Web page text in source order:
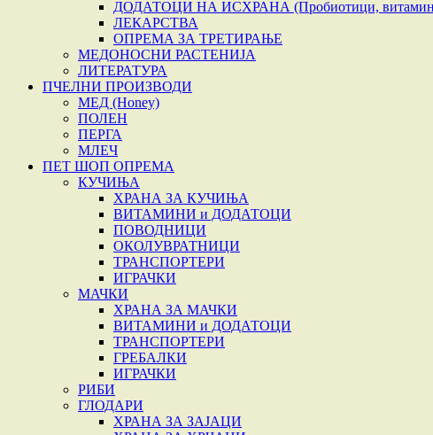
ДОДАТОЦИ НА ИСХРАНА (Пробиотици, витамини
ЛЕКАРСТВА
ОПРЕМА ЗА ТРЕТИРАЊЕ
МЕДОНОСНИ РАСТЕНИЈА
ЛИТЕРАТУРА
ПЧЕЛНИ ПРОИЗВОДИ
МЕД (Honey)
ПОЛЕН
ПЕРГА
МЛЕЧ
ПЕТ ШОП ОПРЕМА
КУЧИЊА
ХРАНА ЗА КУЧИЊА
ВИТАМИНИ и ДОДАТОЦИ
ПОВОДНИЦИ
ОКОЛУВРАТНИЦИ
ТРАНСПОРТЕРИ
ИГРАЧКИ
МАЧКИ
ХРАНА ЗА МАЧКИ
ВИТАМИНИ и ДОДАТОЦИ
ТРАНСПОРТЕРИ
ГРЕБАЛКИ
ИГРАЧКИ
РИБИ
ГЛОДАРИ
ХРАНА ЗА ЗАЈАЦИ